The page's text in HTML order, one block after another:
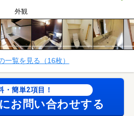
外観
一覧を見る（16枚）
・簡単2項目！
お問い合わせする